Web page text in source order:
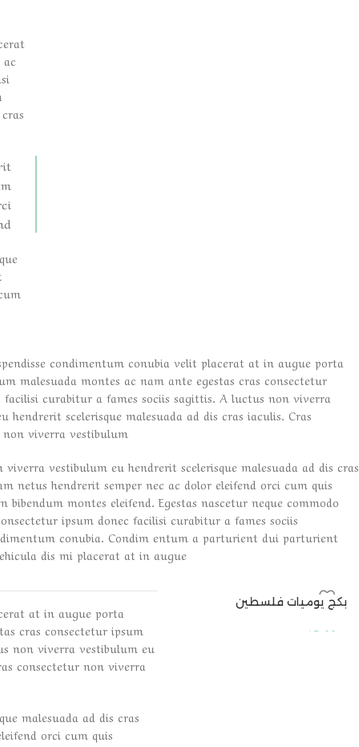
condimentum conubia velit placerat at in augue porta
malesuada montes ac nam ante egestas cras consectetur
facilisi curabitur a fames sociis sagittis. A luctus non viverra
hendrerit scelerisque malesuada ad dis cras iaculis. Cras
viverra vestibulum.
vestibulum eu hendrerit scelerisque malesuada ad dis cras
netus hendrerit semper nec ac dolor eleifend orci cum quis
bibendum montes eleifend. Egestas nascetur neque commodo
ipsum donec facilisi curabitur a fames sociis
conubia. Condim entum a parturient dui parturient
dis mi placerat at in augue.
نفذ
بكج يوميات فلسطين
at in augue porta
cras consectetur ipsum
non viverra vestibulum eu
consectetur non viverra
malesuada ad dis cras
orci cum quis